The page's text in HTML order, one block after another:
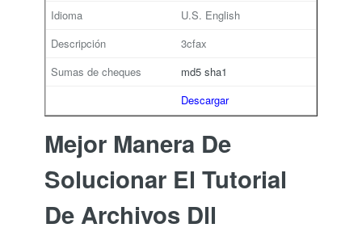
U.S. English
3cfax
md5 sha1
Descargar
Mejor Manera De
Solucionar El Tutorial
De Archivos Dll